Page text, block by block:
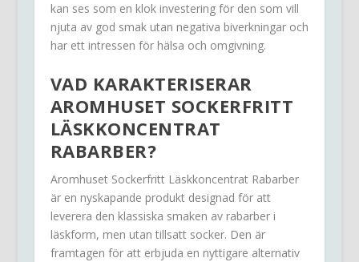
kan ses som en klok investering för den som vill
njuta av god smak utan negativa biverkningar och
har ett intressen för hälsa och omgivning.
VAD KARAKTERISERAR
AROMHUSET SOCKERFRITT
LÄSKKONCENTRAT
RABARBER?
Aromhuset Sockerfritt Läskkoncentrat Rabarber
är en nyskapande produkt designad för att
leverera den klassiska smaken av rabarber i
läskform, men utan tillsatt socker. Den är
framtagen för att erbjuda en nyttigare alternativ